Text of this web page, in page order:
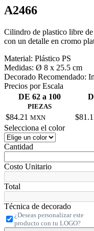
A2466
Cilindro de plastico libre
con un detalle en cromo
Material: Plástico PS
Medidas: Ø 8 x 25.5 cm
Decorado Recomendado:
Precios por Escala
DE 62 a 100
PIEZAS
$84.21 MXN
Selecciona el color
Cantidad
Costo Unitario
Total
Técnica de decorado
¿Deseas personalizar este
producto con tu LOGO?